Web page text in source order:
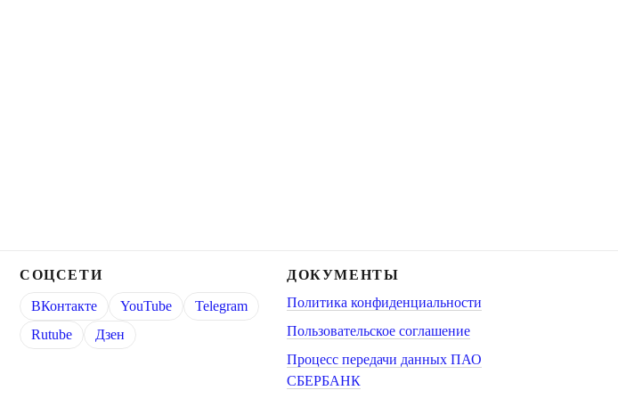
СОЦСЕТИ
ВКонтакте YouTube
Telegram
Rutube
Дзен
ДОКУМЕНТЫ
Политика конфиденциальности
Пользовательское соглашение
Процесс передачи данных ПАО
СБЕРБАНК